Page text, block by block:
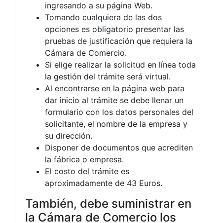
ingresando a su página Web.
Tomando cualquiera de las dos
opciones es obligatorio presentar las
pruebas de justificación que requiera la
Cámara de Comercio.
Si elige realizar la solicitud en línea toda
la gestión del trámite será virtual.
Al encontrarse en la página web para
dar inicio al trámite se debe llenar un
formulario con los datos personales del
solicitante, el nombre de la empresa y
su dirección.
Disponer de documentos que acrediten
la fábrica o empresa.
El costo del trámite es
aproximadamente de 43 Euros.
También, debe suministrar en
la Cámara de Comercio los